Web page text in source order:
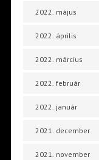
2022. május
2022. április
2022. március
2022. február
2022. január
2021. december
2021. november